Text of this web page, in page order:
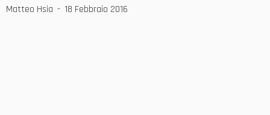
Matteo Hsia 18 Febbraio 2016